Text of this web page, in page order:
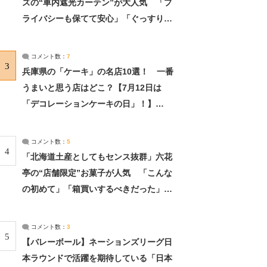
ズの“車内遮光カーテン”が大人気 「プ
ライバシーも保てて安心」「ぐっすり眠
3
コメント数： 7
兵庫県の「ケーキ」の名店10選！ 一番
うまいと思う店はどこ？【7月12日は
「デコレーションケーキの日」！】
4
コメント数： 5
「北海道土産としてもセンス抜群」六花
亭の“店舗限定”お菓子が人気 「こんな
の初めて」「箱買いするべきだった」
5
コメント数： 3
【バレーボール】ネーションズリーグ日
本ラウンドで活躍を期待している「日本